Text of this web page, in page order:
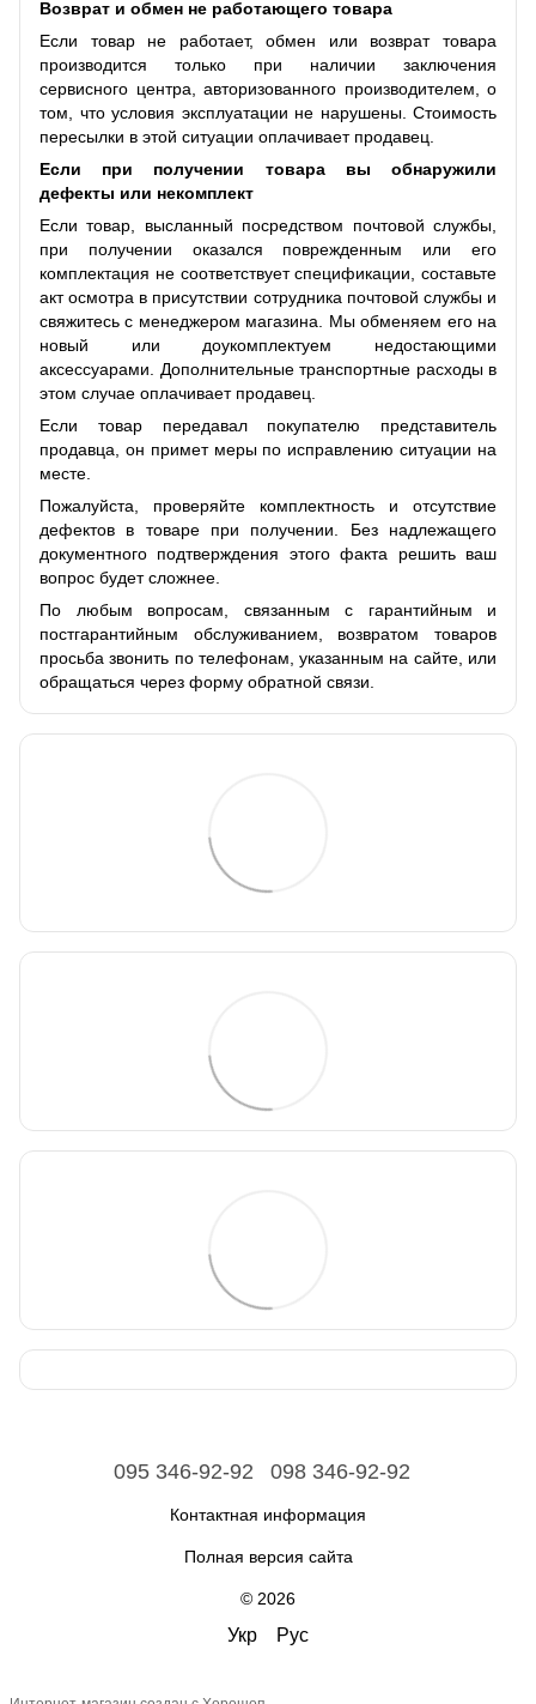
Возврат и обмен не работающего товара
Если товар не работает, обмен или возврат товара
производится только при наличии заключения
сервисного центра, авторизованного производителем, о
том, что условия эксплуатации не нарушены. Стоимость
пересылки в этой ситуации оплачивает продавец.
Если при получении товара вы обнаружили
дефекты или некомплект
Если товар, высланный посредством почтовой службы,
при получении оказался поврежденным или его
комплектация не соответствует спецификации, составьте
акт осмотра в присутствии сотрудника почтовой службы и
свяжитесь с менеджером магазина. Мы обменяем его на
новый или доукомплектуем недостающими
аксессуарами. Дополнительные транспортные расходы в
этом случае оплачивает продавец.
Если товар передавал покупателю представитель
продавца, он примет меры по исправлению ситуации на
месте.
Пожалуйста, проверяйте комплектность и отсутствие
дефектов в товаре при получении. Без надлежащего
документного подтверждения этого факта решить ваш
вопрос будет сложнее.
По любым вопросам, связанным с гарантийным и
постгарантийным обслуживанием, возвратом товаров
просьба звонить по телефонам, указанным на сайте, или
обращаться через форму обратной связи.
095 346-92-92 098 346-92-92
Контактная информация
Полная версия сайта
© 2026
Укр Рус